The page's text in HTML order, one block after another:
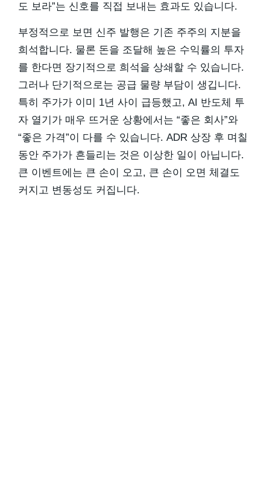
도 보라”는 신호를 직접 보내는 효과도 있습니다.
부정적으로 보면 신주 발행은 기존 주주의 지분을
희석합니다. 물론 돈을 조달해 높은 수익률의 투자
를 한다면 장기적으로 희석을 상쇄할 수 있습니다.
그러나 단기적으로는 공급 물량 부담이 생깁니다.
특히 주가가 이미 1년 사이 급등했고, AI 반도체 투
자 열기가 매우 뜨거운 상황에서는 “좋은 회사”와
“좋은 가격”이 다를 수 있습니다. ADR 상장 후 며칠
동안 주가가 흔들리는 것은 이상한 일이 아닙니다.
큰 이벤트에는 큰 손이 오고, 큰 손이 오면 체결도
커지고 변동성도 커집니다.